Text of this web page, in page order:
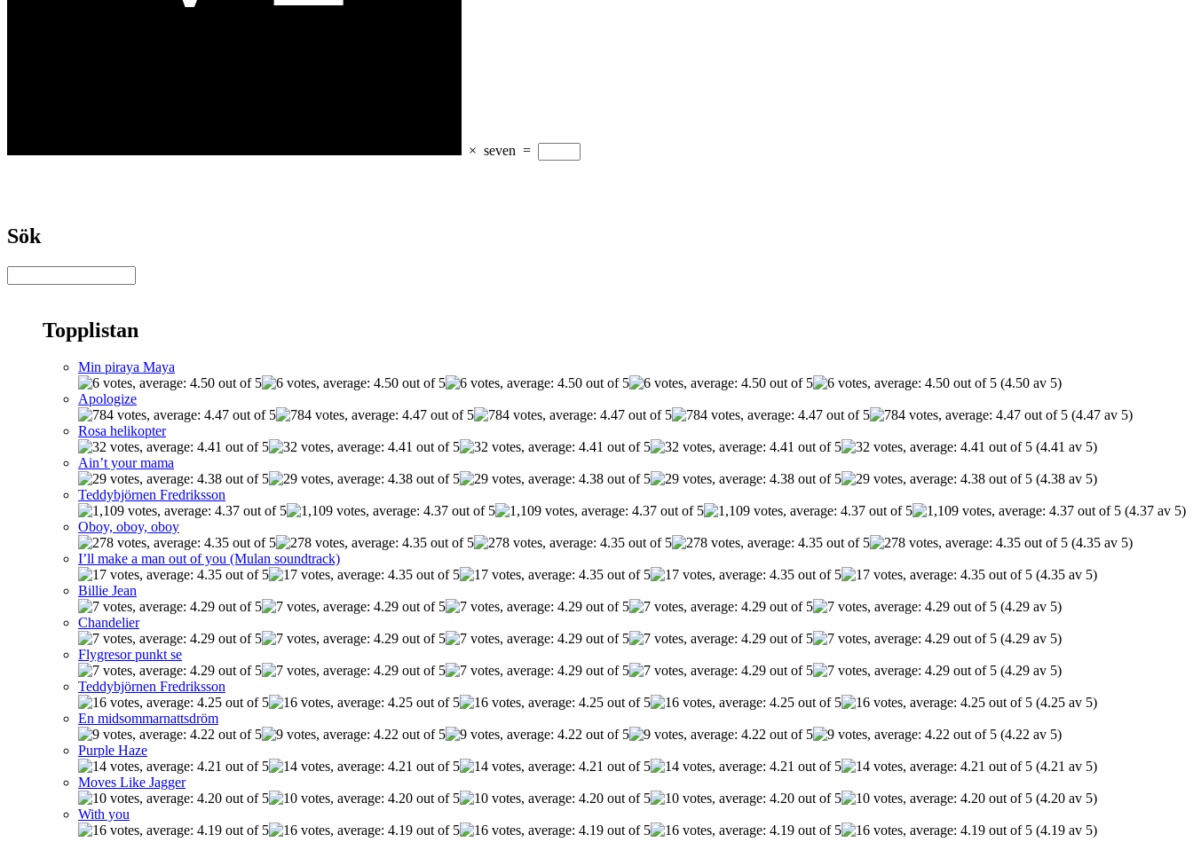
× seven =
Sök
Topplistan
Min piraya Maya
(4.50 av 5)
Apologize
(4.47 av 5)
Rosa helikopter
(4.41 av 5)
Ain’t your mama
(4.38 av 5)
Teddybjörnen Fredriksson
(4.37 av 5)
Oboy, oboy, oboy
(4.35 av 5)
I’ll make a man out of you (Mulan soundtrack)
(4.35 av 5)
Billie Jean
(4.29 av 5)
Chandelier
(4.29 av 5)
Flygresor punkt se
(4.29 av 5)
Teddybjörnen Fredriksson
(4.25 av 5)
En midsommarnattsdröm
(4.22 av 5)
Purple Haze
(4.21 av 5)
Moves Like Jagger
(4.20 av 5)
With you
(4.19 av 5)